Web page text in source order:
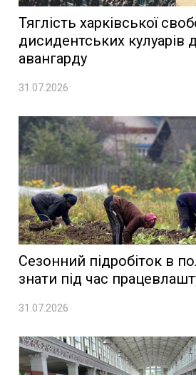
Тяглість харківської
дисидентських кулуарів
авангарду
31.07.2026
Сезонний підробіток в
знати під час
31.07.2026